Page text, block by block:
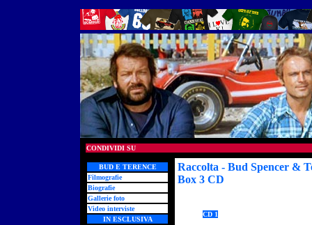
CONDIVIDI SU
BUD E TERENCE
Filmografie
Biografie
Gallerie foto
Video interviste
IN ESCLUSIVA
Raccolta - Bud Spencer &
Box 3 CD
CD 1